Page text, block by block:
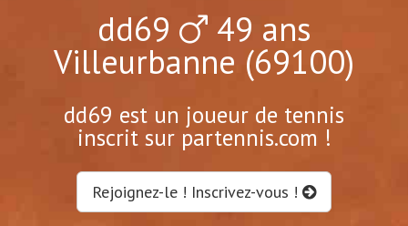
dd69 49 ans
Villeurbanne (69100)
dd69 est un joueur de tennis
inscrit sur partennis.com !
Rejoignez-le ! Inscrivez-vous !